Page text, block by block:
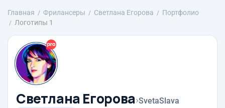
Главная Фрилансеры Светлана Егорова
Портфолио
Логотипы 1
Светлана Егорова›SvetaSlava